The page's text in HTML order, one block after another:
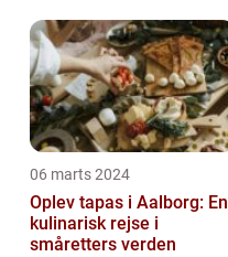
06 marts 2024
Oplev tapas i Aalborg: En
kulinarisk rejse i
småretters verden